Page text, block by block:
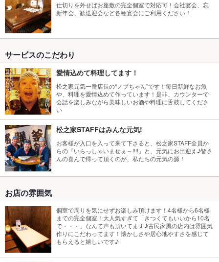
仕切りを外せばお座敷の完全個室で対応可！会社宴会、忘
新年会、歓送迎会など各種宴会にご利用ください！
サービスのこだわり
愛情込めて料理してます！
松之家元気一番店長の“ノブちゃん”です！毎日新鮮なお魚
や、料理を愛情込めて作っています！是非、カウンターで
会話を楽しみながら美味しいお酒や料理に舌鼓してくださ
い
松之家STAFFはみんな元気!
お客様が入口を入って来て下さると、松之家STAFF全員か
らの『いらっしゃいませぇ～!!!!』と、元気にお出迎え♪皆さ
んの喜んで帰って頂くのが、私たちの元気の源！
お店の雰囲気
個室で周りを気にせずお楽しみ頂けます！4名様から6名様
までの完全個室！大人気すぎて「きつくてもいいから10名
で・・・」なんて声も頂いてます♪古民家風の店内は雰囲気
作りにこだわってます！懐かしさや居心地やすさを感じて
もらえると嬉しいです♪